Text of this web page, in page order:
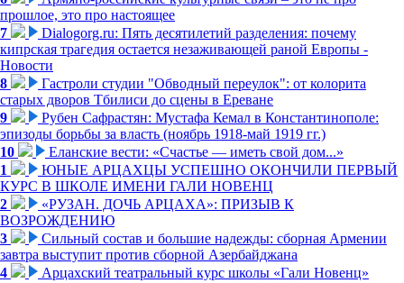
прошлое, это про настоящее
7
Dialogorg.ru: Пять десятилетий разделения: почему
кипрская трагедия остается незаживающей раной Европы -
Новости
8
Гастроли студии "Обводный переулок": от колорита
старых дворов Тбилиси до сцены в Ереване
9
Рубен Сафрастян: Мустафа Кемал в Константинополе:
эпизоды борьбы за власть (ноябрь 1918-май 1919 гг.)
10
Еланские вести: «Счастье — иметь свой дом...»
1
ЮНЫЕ АРЦАХЦЫ УСПЕШНО ОКОНЧИЛИ ПЕРВЫЙ
КУРС В ШКОЛЕ ИМЕНИ ГАЛИ НОВЕНЦ
2
«РУЗАН. ДОЧЬ АРЦАХА»: ПРИЗЫВ К
ВОЗРОЖДЕНИЮ
3
Сильный состав и большие надежды: сборная Армении
завтра выступит против сборной Азербайджана
4
Арцахский театральный курс школы «Гали Новенц»